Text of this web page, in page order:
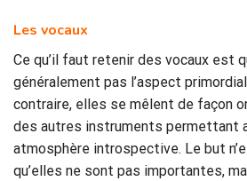
Les vocaux
Ce qu’il faut retenir des vocaux est
généralement pas l’aspect
contraire, elles se mêlent de façon
des autres instruments permettant
atmosphère introspective. Le but
qu’elles ne sont pas importantes,